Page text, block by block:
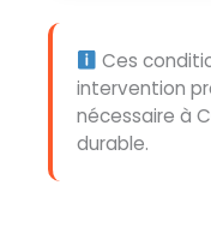
Ces
intervention
nécessaire à
durable.